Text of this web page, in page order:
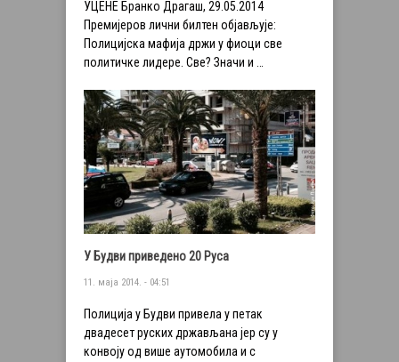
УЦЕНЕ Бранко Драгаш, 29.05.2014
Премијеров лични билтен објављује:
Полицијска мафија држи у фиоци све
политичке лидере. Све? Значи и …
У Будви приведено 20 Руса
11. маја 2014. - 04:51
Полиција у Будви привела у петак
двадесет руских држављана јер су у
конвоју од више аутомобила и с